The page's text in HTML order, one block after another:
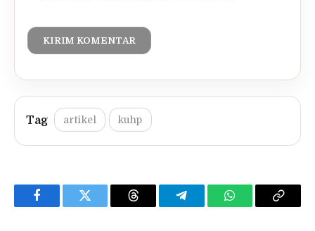
artikel kuhp
FacebookTwitter Threads TelegramWhatsAppCopy